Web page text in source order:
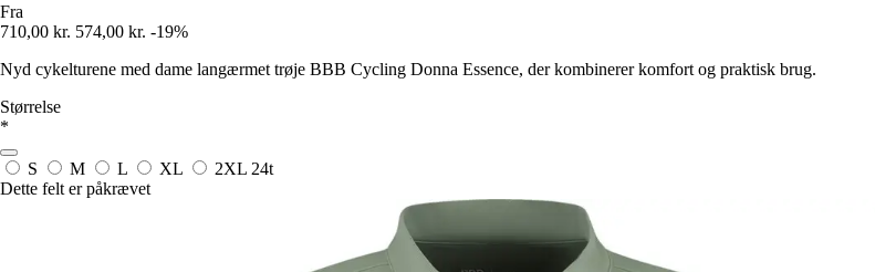
Fra
710,00 kr. 574,00 kr. -19%
Nyd cykelturene med dame langærmet trøje BBB Cycling Donna Essence, der kombinerer komfort og praktisk brug.
Størrelse
*
S M L XL 2XL 24t
Dette felt er påkrævet